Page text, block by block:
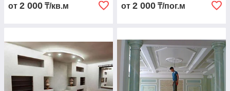
от 2 000 ₸/кв.м от 2 000 ₸/пог.м